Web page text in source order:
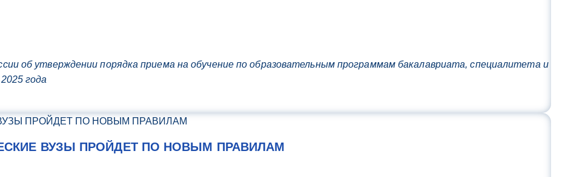
об утверждении порядка приема на обучение по образовательным программам бакалавриата, специалитета и
года
ВУЗЫ ПРОЙДЕТ ПО НОВЫМ ПРАВИЛАМ